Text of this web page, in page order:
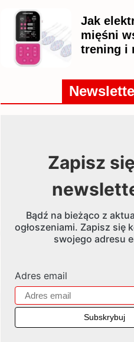
Jak
mięśni
trening i
Zapisz
Bądź na bieżąco z
ogłoszeniami. Zapisz się
swojego adresu
Adres email